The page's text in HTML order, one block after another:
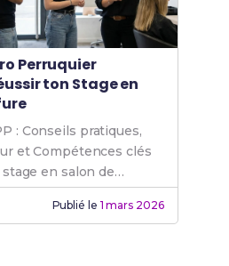
Perruquier
ton Stage en
: Conseils pratiques,
et Compétences clés
en salon de
Publié le 1 mars 2026